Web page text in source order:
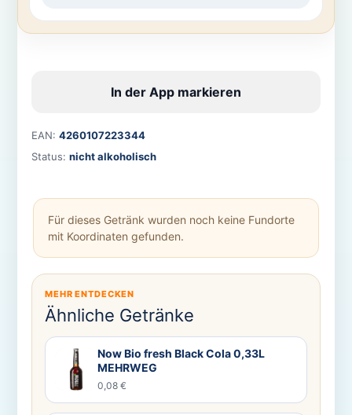
In der App markieren
EAN: 4260107223344
Status: nicht alkoholisch
Für dieses Getränk wurden noch keine Fundorte
mit Koordinaten gefunden.
MEHR ENTDECKEN
Ähnliche Getränke
Now Bio fresh Black Cola 0,33L
MEHRWEG
0,08 €